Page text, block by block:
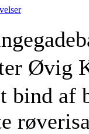
Øvig
bind af